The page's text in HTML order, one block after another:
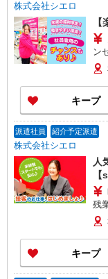
株式会社シエロ
ン
★交
+
有) お友達を紹介頂くと, インセンティブ支給(規定
有)
キープ
派遣社員 紹介予定派遣
株式会社シエロ
人
残
+
万円支給(
ィブ支給
有
キープ